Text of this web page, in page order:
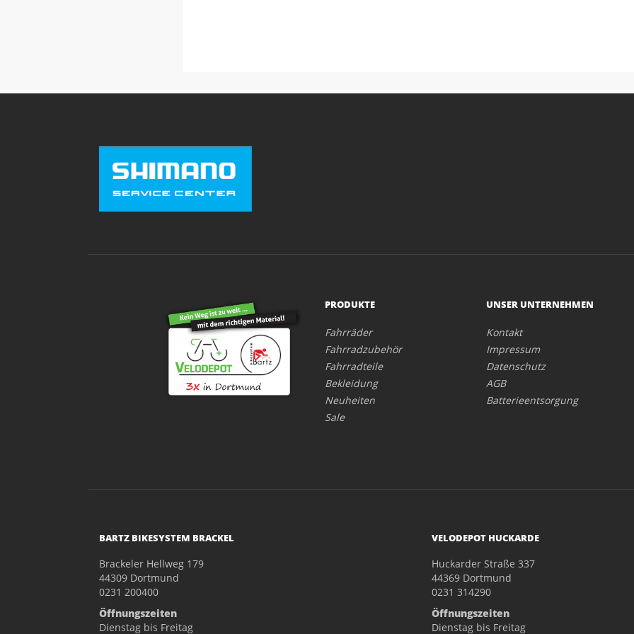
PRODUKTE
Fahrräder
Fahrradzubehör
Fahrradteile
Bekleidung
Neuheiten
Sale
UNSER UNTERNEHMEN
Kontakt
Impressum
Datenschutz
AGB
Batterieentsorgung
BARTZ BIKESYSTEM BRACKEL
Brackeler Hellweg 179
44309 Dortmund
0231 200400
Öffnungszeiten
Dienstag bis Freitag
VELODEPOT HUCKARDE
Huckarder Straße 337
44369 Dortmund
0231 314290
Öffnungszeiten
Dienstag bis Freitag